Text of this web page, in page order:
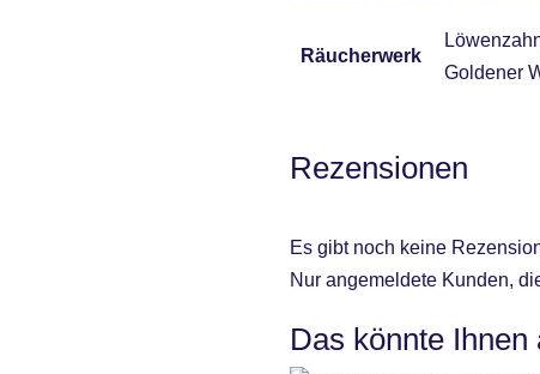
Räucherwerk
Goldener
Rezensionen
Es gibt noch keine
Nur angemeldete Kunden,
Das könnte